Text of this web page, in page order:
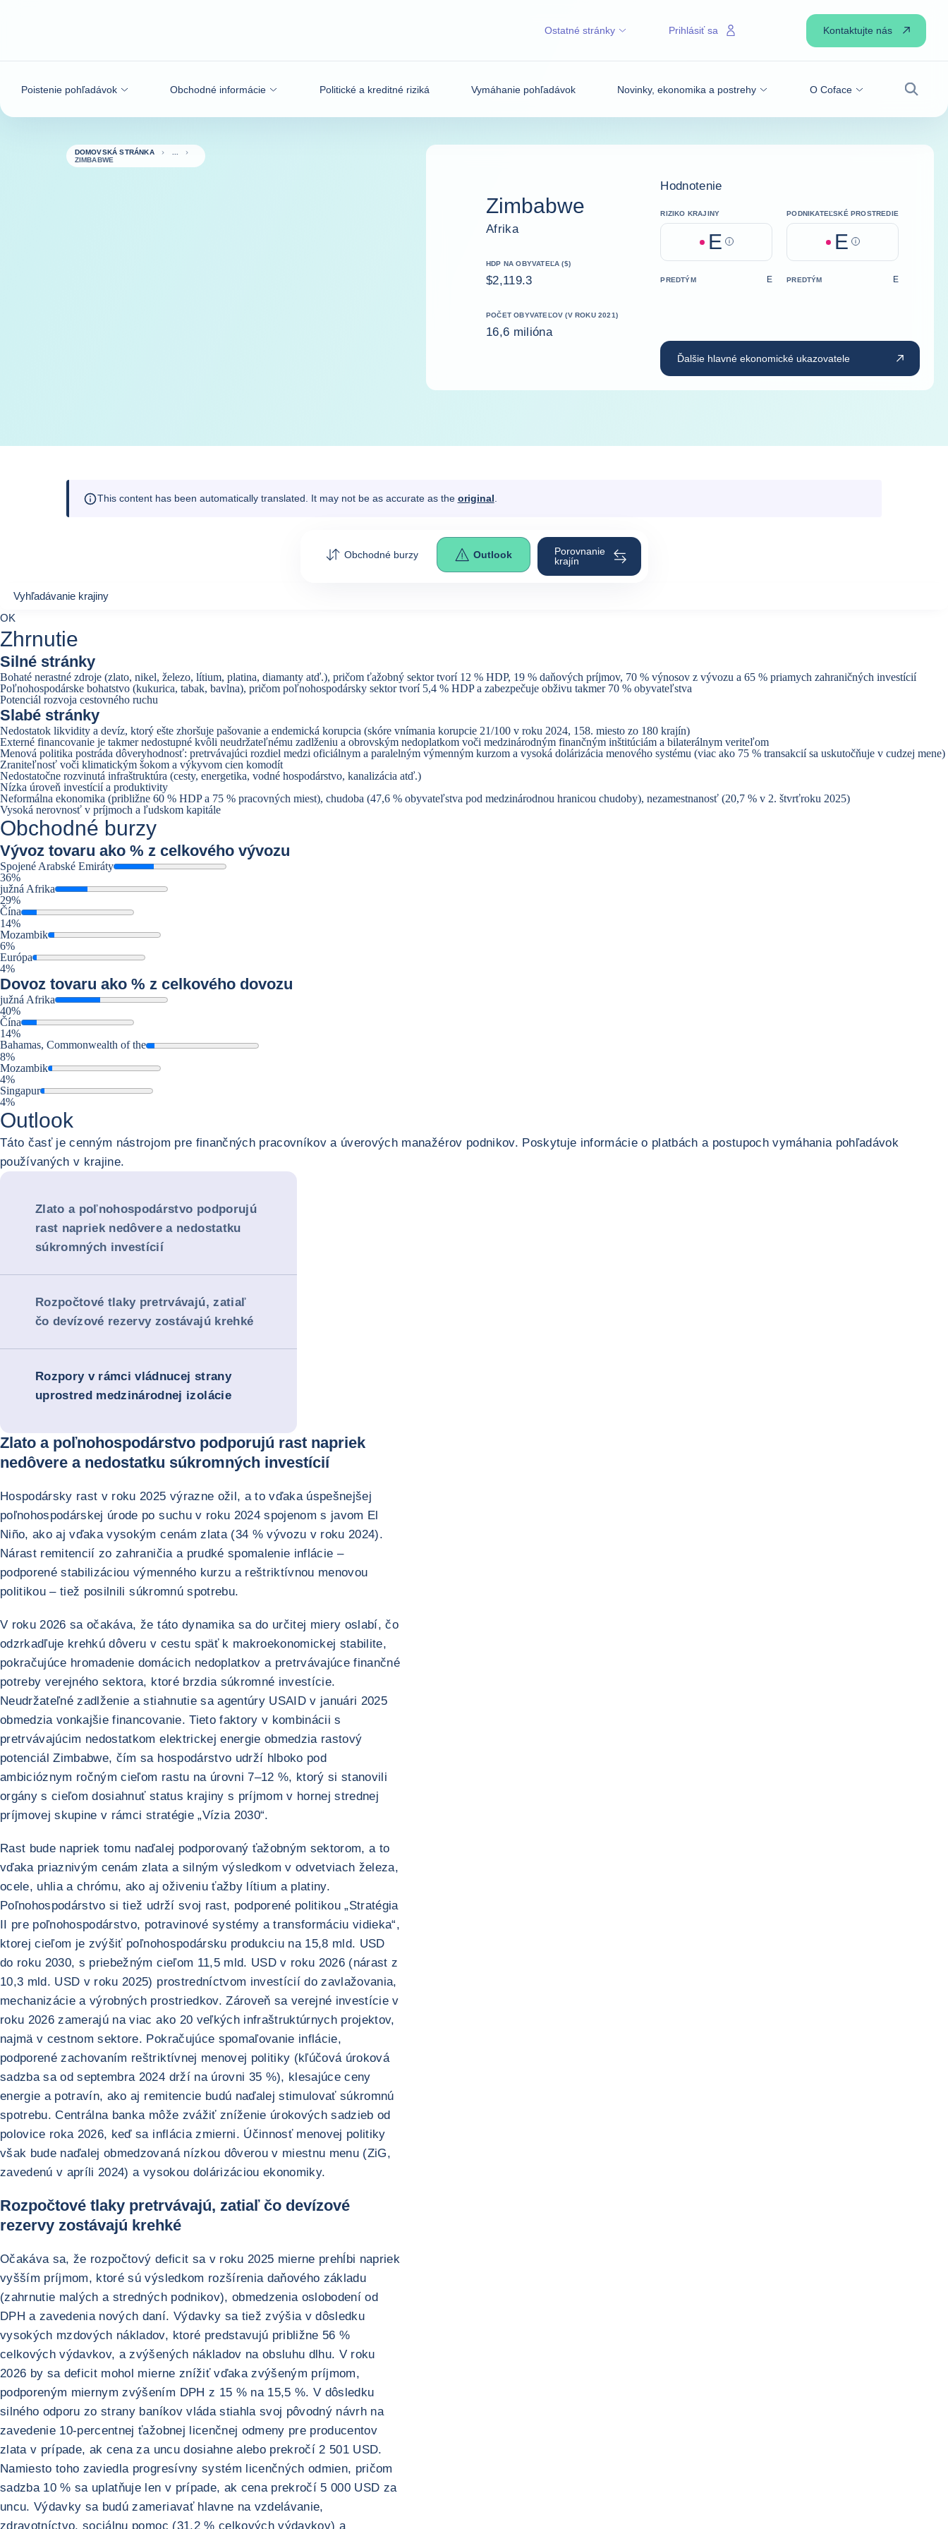
Poistenie pohľadávok Obchodné informácie Politické a kreditné riziká Vymáhanie pohľadávok Novinky, ekonomika a postrehy O Coface
Ostatné stránky Prihlásiť sa Kontaktujte nás
DOMOVSKÁ STRÁNKA
ZIMBABWE
Zimbabwe
Afrika
HDP NA OBYVATEĽA ($)
$2,119.3
POČET OBYVATEĽOV (V ROKU 2021)
16,6 milióna
Hodnotenie
RIZIKO KRAJINY
E Help
PODNIKATEĽSKÉ PROSTREDIE
E Help
PREDTÝM E PREDTÝM E
Ďalšie hlavné ekonomické ukazovatele
This content has been automatically translated. It may not be as accurate as the original
Obchodné burzy Outlook
Porovnanie
krajín
Vyhľadávanie krajiny
0suggestions
Vyhľadávanie krajiny
OK
Zhrnutie
Silné stránky
Bohaté nerastné zdroje (zlato, nikel, železo, lítium, platina, diamanty atď.), pričom ťažobný sektor tvorí 12 % HDP, 19 % daňových príjmov, 70 % výnosov z vývozu a 65 % priamych zahraničných investícií
Poľnohospodárske bohatstvo (kukurica, tabak, bavlna), pričom poľnohospodársky sektor tvorí 5,4 % HDP a zabezpečuje obživu takmer 70 % obyvateľstva
Potenciál rozvoja cestovného ruchu
Slabé stránky
Nedostatok likvidity a devíz, ktorý ešte zhoršuje pašovanie a endemická korupcia (skóre vnímania korupcie 21/100 v roku 2024, 158. miesto zo 180 krajín)
Externé financovanie je takmer nedostupné kvôli neudržateľnému zadlženiu a obrovským nedoplatkom voči medzinárodným finančným inštitúciám a bilaterálnym veriteľom
Menová politika postráda dôveryhodnosť: pretrvávajúci rozdiel medzi oficiálnym a paralelným výmenným kurzom a vysoká dolárizácia menového systému (viac ako 75 % transakcií sa uskutočňuje v cudzej mene)
Zraniteľnosť voči klimatickým šokom a výkyvom cien komodít
Nedostatočne rozvinutá infraštruktúra (cesty, energetika, vodné hospodárstvo, kanalizácia atď.)
Nízka úroveň investícií a produktivity
Neformálna ekonomika (približne 60 % HDP a 75 % pracovných miest), chudoba (47,6 % obyvateľstva pod medzinárodnou hranicou chudoby), nezamestnanosť (20,7 % v 2. štvrťroku 2025)
Vysoká nerovnosť v príjmoch a ľudskom kapitále
Obchodné burzy
Vývoz tovaru ako % z celkového vývozu
Spojené Arabské Emiráty
36%
južná Afrika
29%
Čína
14%
Mozambik
6%
Európa
4%
Dovoz tovaru ako % z celkového dovozu
južná Afrika
40%
Čína
14%
Bahamas, Commonwealth of the
8%
Mozambik
4%
Singapur
4%
Outlook
Táto časť je cenným nástrojom pre finančných pracovníkov a úverových manažérov podnikov. Poskytuje informácie o platbách a postupoch vymáhania pohľadávok
používaných v krajine.
Zlato a poľnohospodárstvo podporujú
rast napriek nedôvere a nedostatku
súkromných investícií
Rozpočtové tlaky pretrvávajú, zatiaľ
čo devízové rezervy zostávajú krehké
Rozpory v rámci vládnucej strany
uprostred medzinárodnej izolácie
Zlato a poľnohospodárstvo podporujú rast napriek
nedôvere a nedostatku súkromných investícií
Hospodársky rast v roku 2025 výrazne ožil, a to vďaka úspešnejšej
poľnohospodárskej úrode po suchu v roku 2024 spojenom s javom El
Niño, ako aj vďaka vysokým cenám zlata (34 % vývozu v roku 2024).
Nárast remitencií zo zahraničia a prudké spomalenie inflácie –
podporené stabilizáciou výmenného kurzu a reštriktívnou menovou
politikou – tiež posilnili súkromnú spotrebu.
V roku 2026 sa očakáva, že táto dynamika sa do určitej miery oslabí, čo
odzrkadľuje krehkú dôveru v cestu späť k makroekonomickej stabilite,
pokračujúce hromadenie domácich nedoplatkov a pretrvávajúce finančné
potreby verejného sektora, ktoré brzdia súkromné investície.
Neudržateľné zadlženie a stiahnutie sa agentúry USAID v januári 2025
obmedzia vonkajšie financovanie. Tieto faktory v kombinácii s
pretrvávajúcim nedostatkom elektrickej energie obmedzia rastový
potenciál Zimbabwe, čím sa hospodárstvo udrží hlboko pod
ambicióznym ročným cieľom rastu na úrovni 7–12 %, ktorý si stanovili
orgány s cieľom dosiahnuť status krajiny s príjmom v hornej strednej
príjmovej skupine v rámci stratégie „Vízia 2030“.
Rast bude napriek tomu naďalej podporovaný ťažobným sektorom, a to
vďaka priaznivým cenám zlata a silným výsledkom v odvetviach železa,
ocele, uhlia a chrómu, ako aj oživeniu ťažby lítium a platiny.
Poľnohospodárstvo si tiež udrží svoj rast, podporené politikou „Stratégia
II pre poľnohospodárstvo, potravinové systémy a transformáciu vidieka“,
ktorej cieľom je zvýšiť poľnohospodársku produkciu na 15,8 mld. USD
do roku 2030, s priebežným cieľom 11,5 mld. USD v roku 2026 (nárast z
10,3 mld. USD v roku 2025) prostredníctvom investícií do zavlažovania,
mechanizácie a výrobných prostriedkov. Zároveň sa verejné investície v
roku 2026 zamerajú na viac ako 20 veľkých infraštruktúrnych projektov,
najmä v cestnom sektore. Pokračujúce spomaľovanie inflácie,
podporené zachovaním reštriktívnej menovej politiky (kľúčová úroková
sadzba sa od septembra 2024 drží na úrovni 35 %), klesajúce ceny
energie a potravín, ako aj remitencie budú naďalej stimulovať súkromnú
spotrebu. Centrálna banka môže zvážiť zníženie úrokových sadzieb od
polovice roka 2026, keď sa inflácia zmierni. Účinnosť menovej politiky
však bude naďalej obmedzovaná nízkou dôverou v miestnu menu (ZiG,
zavedenú v apríli 2024) a vysokou dolárizáciou ekonomiky.
Rozpočtové tlaky pretrvávajú, zatiaľ čo devízové
rezervy zostávajú krehké
Očakáva sa, že rozpočtový deficit sa v roku 2025 mierne prehĺbi napriek
vyšším príjmom, ktoré sú výsledkom rozšírenia daňového základu
(zahrnutie malých a stredných podnikov), obmedzenia oslobodení od
DPH a zavedenia nových daní. Výdavky sa tiež zvýšia v dôsledku
vysokých mzdových nákladov, ktoré predstavujú približne 56 %
celkových výdavkov, a zvýšených nákladov na obsluhu dlhu. V roku
2026 by sa deficit mohol mierne znížiť vďaka zvýšeným príjmom,
podporeným miernym zvýšením DPH z 15 % na 15,5 %. V dôsledku
silného odporu zo strany baníkov vláda stiahla svoj pôvodný návrh na
zavedenie 10-percentnej ťažobnej licenčnej odmeny pre producentov
zlata v prípade, ak cena za uncu dosiahne alebo prekročí 2 501 USD.
Namiesto toho zaviedla progresívny systém licenčných odmien, pričom
sadzba 10 % sa uplatňuje len v prípade, ak cena prekročí 5 000 USD za
uncu. Výdavky sa budú zameriavať hlavne na vzdelávanie,
zdravotníctvo, sociálnu pomoc (31,2 % celkových výdavkov) a